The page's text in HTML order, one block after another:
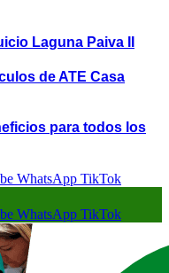
Laguna Paiva II
de ATE Casa
para todos los
WhatsApp TikTok
WhatsApp TikTok